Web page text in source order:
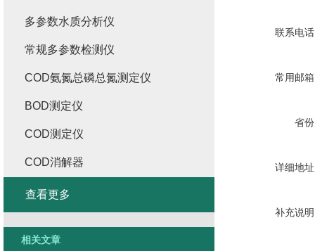
联系电
常用邮
省
详细地
补充说
多参数水质分析仪
常规多参数检测仪
COD氨氮总磷总氮测定仪
BOD测定仪
COD测定仪
COD消解器
查看更多
相关文章